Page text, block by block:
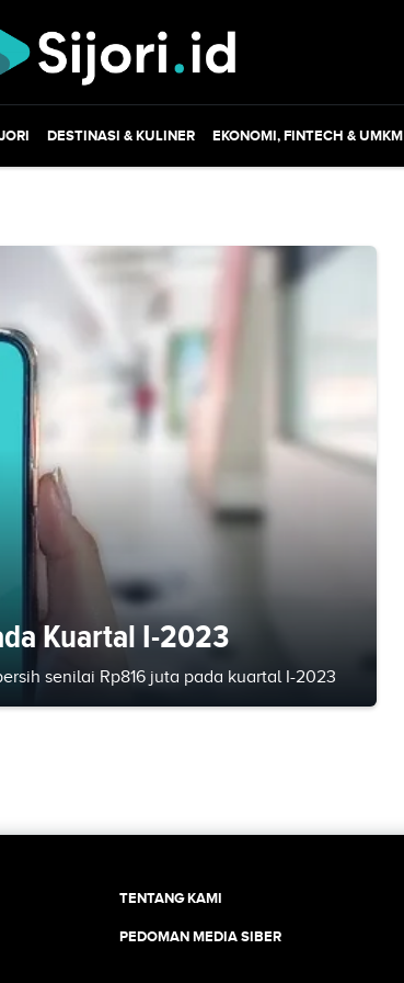
DESTINASI & KULINER EKONOMI, FINTECH & UMKM
Kuartal I-2023
senilai Rp816 juta pada kuartal I-2023
TENTANG KAMI
PEDOMAN MEDIA SIBER